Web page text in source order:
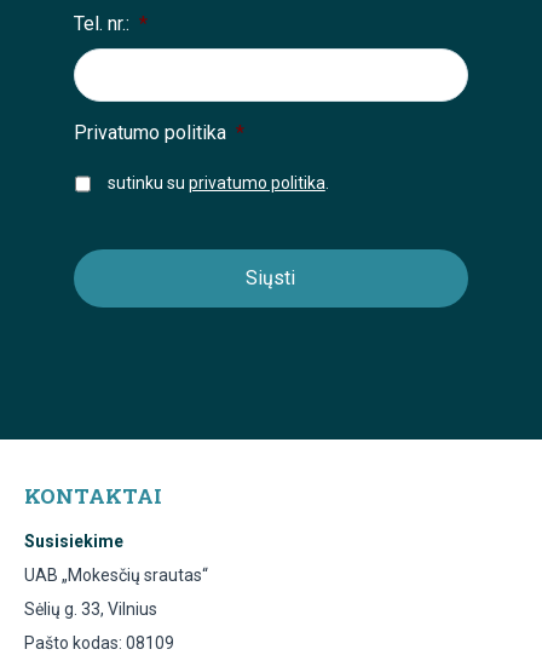
Tel. nr.: *
Privatumo politika *
sutinku su privatumo politika
KONTAKTAI
Susisiekime
UAB „Mokesčių srautas“
Sėlių g. 33, Vilnius
Pašto kodas: 08109